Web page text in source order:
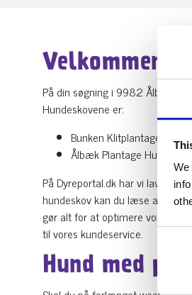
Velkommen
På din søgning i 9982 Ålbæk
Hundeskovene er:
Bunken Klitplantage
Ålbæk Plantage
På Dyreportal.dk har vi lavet
hundeskov kan du læse
gør alt for at optimere vores
til vores kundeservice.
Hund med på